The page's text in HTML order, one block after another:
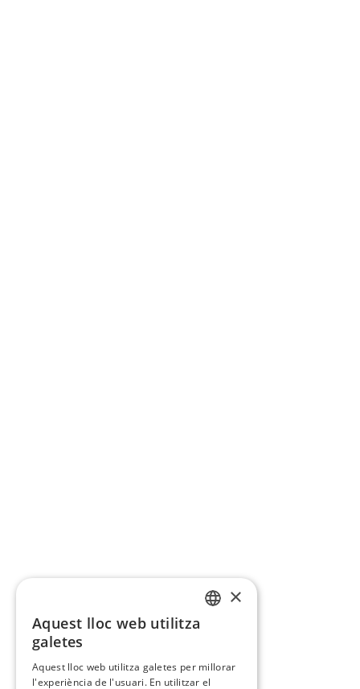
×
Aquest lloc web utilitza
galetes
Aquest lloc web utilitza galetes per millorar
l'experiència de l'usuari. En utilitzar el